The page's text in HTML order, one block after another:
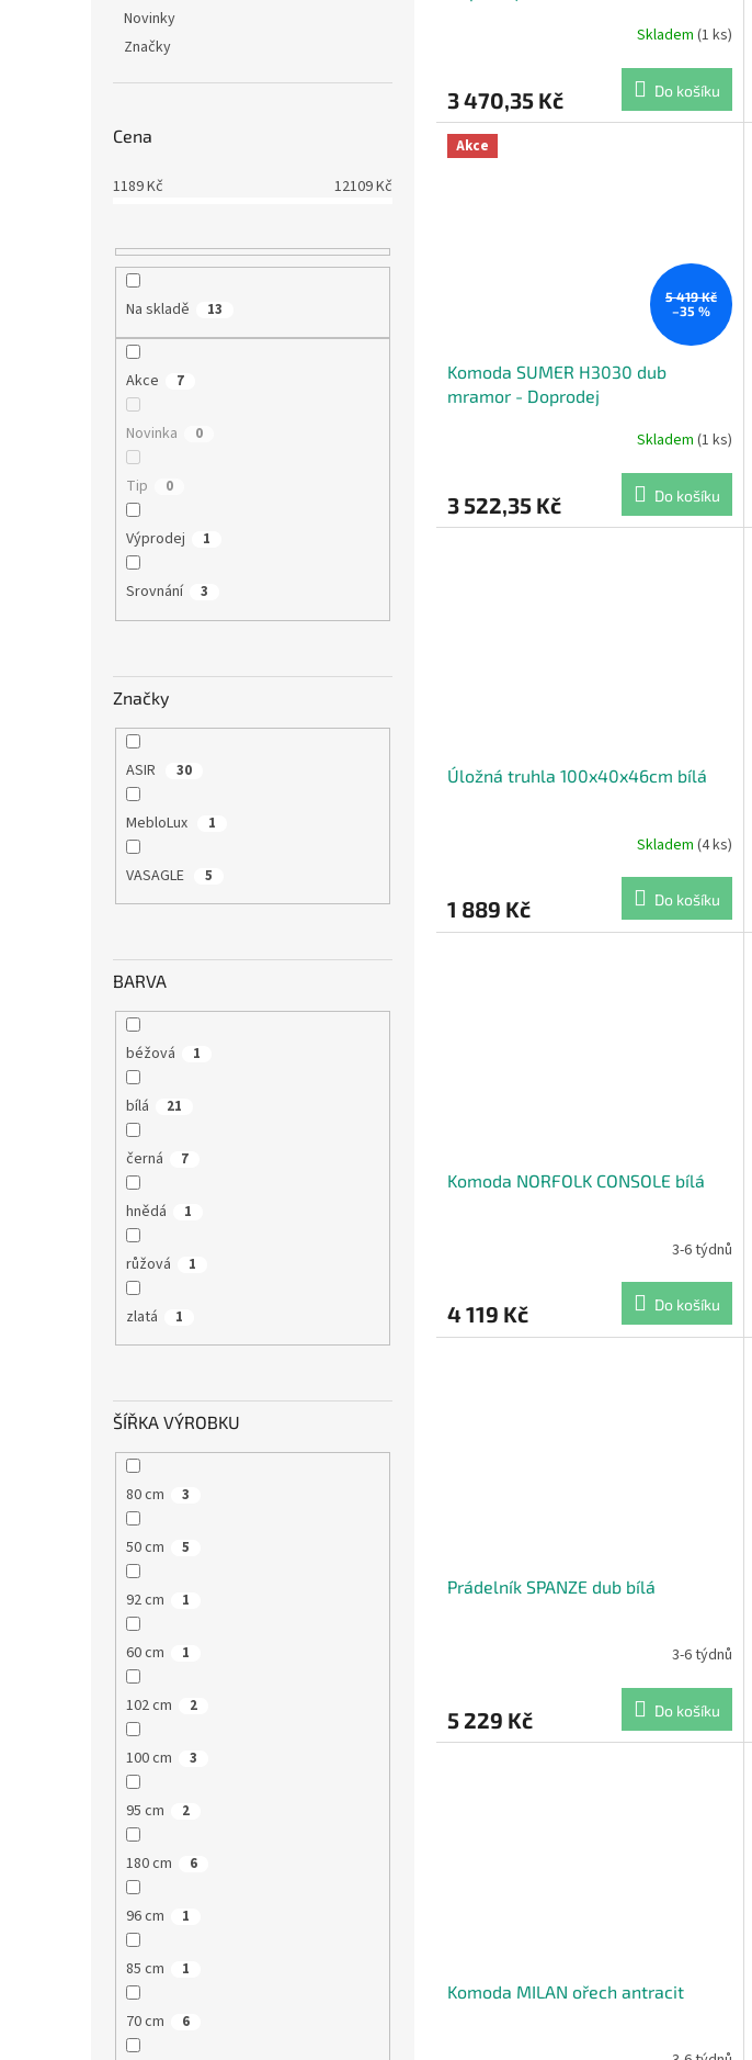
Novinky
Značky
Cena
1189Kč 12109Kč
Na skladě 13
Akce 7
Novinka 0
Tip 0
Výprodej 1
Srovnání 3
Značky
ASIR 30
MebloLux 1
VASAGLE 5
BARVA
béžová 1
bílá 21
černá 7
hnědá 1
růžová 1
zlatá 1
ŠÍŘKA VÝROBKU
80 cm 3
50 cm 5
92 cm 1
60 cm 1
102 cm 2
100 cm 3
95 cm 2
180 cm 6
96 cm 1
85 cm 1
70 cm 6
Skladem (1 ks)
3 470,35 Kč Do košíku
Akce
5 419 Kč
–35 %
Komoda SUMER H3030 dub
mramor - Doprodej
Skladem (1 ks)
3 522,35 Kč Do košíku
Úložná truhla 100x40x46cm bílá
Skladem (4 ks)
1 889 Kč Do košíku
Komoda NORFOLK CONSOLE bílá
3-6 týdnů
4 119 Kč Do košíku
Prádelník SPANZE dub bílá
3-6 týdnů
5 229 Kč Do košíku
Komoda MILAN ořech antracit